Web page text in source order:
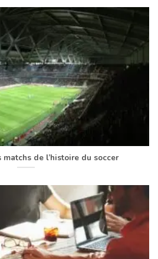
de l’histoire du soccer